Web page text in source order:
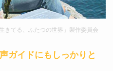
きてる、ふたつの世界」製作委員会
ガイドにもしっかりと